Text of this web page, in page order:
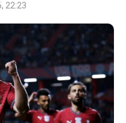
22:23